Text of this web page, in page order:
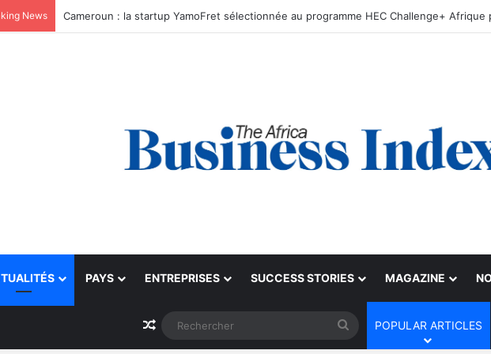
News
PAYS ENTREPRISES SUCCESS STORIES MAGAZINE
Article Aléatoire Rechercher
POPULAR ARTICLES